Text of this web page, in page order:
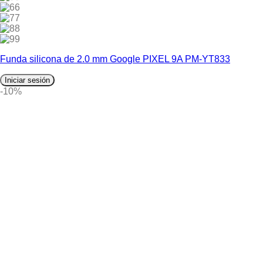
6
7
8
9
Funda silicona de 2.0 mm Google PIXEL 9A PM-YT833
Iniciar sesión
-10%